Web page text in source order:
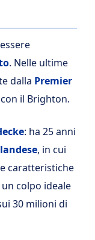
. Nelle ultime
dalla Premier
il Brighton.
: ha 25 anni
, in cui
caratteristiche
colpo ideale
30 milioni di